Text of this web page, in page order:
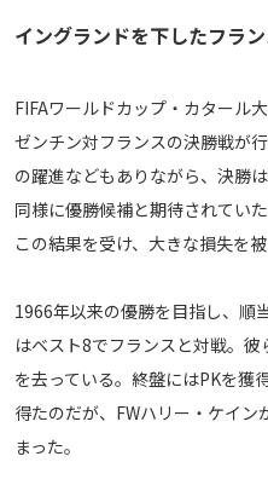
ABEMAの視聴について
メディアアライアンス
イングランドを下したフラ
FIFAワールドカップ・カタール
ゼンチン対フランスの決勝戦が
の躍進などもありながら、決勝
同様に優勝候補と期待されてい
この結果を受け、大きな損失を
1966年以来の優勝を目指し、順
はベスト8でフランスと対戦。
を去っている。終盤にはPKを獲
得たのだが、FWハリー・ケイ
まった。